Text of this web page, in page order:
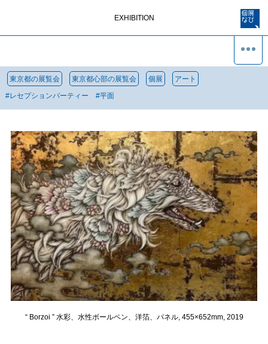
EXHIBITION
東京都の展覧会 東京都心部の展覧会 個展 アート
#レセプションパーティー #平面
“ Borzoi ” 水彩、水性ボールペン、洋箔、パネル, 455×652mm, 2019